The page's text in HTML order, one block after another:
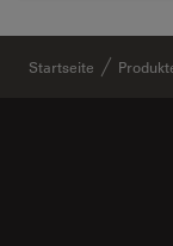
Startseite